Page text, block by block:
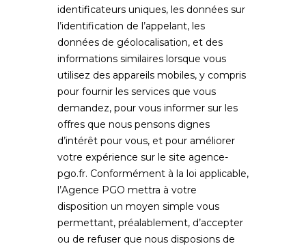
identificateurs uniques, les données sur
l’identification de l’appelant, les
données de géolocalisation, et des
informations similaires lorsque vous
utilisez des appareils mobiles, y compris
pour fournir les services que vous
demandez, pour vous informer sur les
offres que nous pensons dignes
d’intérêt pour vous, et pour améliorer
votre expérience sur le site agence-
pgo.fr. Conformément à la loi applicable,
l’Agence PGO mettra à votre
disposition un moyen simple vous
permettant, préalablement, d’accepter
ou de refuser que nous disposions de